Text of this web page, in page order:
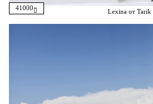
41000 Lexina от Tarik